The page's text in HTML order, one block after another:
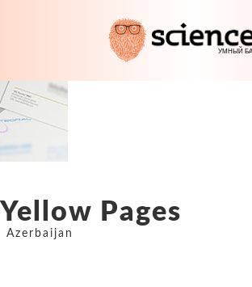
Yellow Pages
Azerbaijan